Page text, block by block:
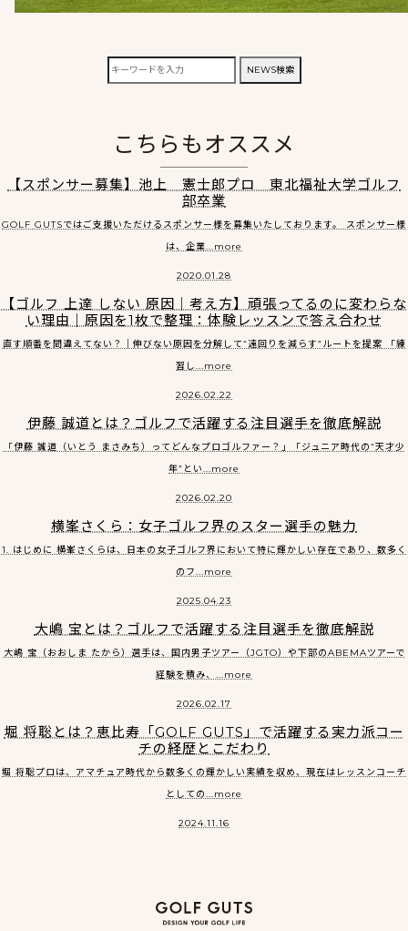
検
索:
NEWS検索
こちらもオススメ
【スポンサー募集】池上 憲士郎プロ 東北福祉大学ゴルフ
部卒業
GOLF GUTSではご支援いただけるスポンサー様を募集いたしております。 スポンサー様
は、企業...more
2020.01.28
【ゴルフ 上達 しない 原因｜考え方】頑張ってるのに変わらな
い理由｜原因を1枚で整理：体験レッスンで答え合わせ
直す順番を間違えてない？｜伸びない原因を分解して“遠回りを減らす”ルートを提案 「練
習し...more
2026.02.22
伊藤 誠道とは？ゴルフで活躍する注目選手を徹底解説
「伊藤 誠道（いとう まさみち）ってどんなプロゴルファー？」「ジュニア時代の“天才少
年”とい...more
2026.02.20
横峯さくら：女子ゴルフ界のスター選手の魅力
1. はじめに 横峯さくらは、日本の女子ゴルフ界において特に輝かしい存在であり、数多く
のフ...more
2025.04.23
大嶋 宝とは？ゴルフで活躍する注目選手を徹底解説
大嶋 宝（おおしま たから）選手は、国内男子ツアー（JGTO）や下部のABEMAツアーで
経験を積み、...more
2026.02.17
堀 将聡とは？恵比寿「GOLF GUTS」で活躍する実力派コー
チの経歴とこだわり
堀 将聡プロは、アマチュア時代から数多くの輝かしい実績を収め、現在はレッスンコーチ
としての...more
2024.11.16